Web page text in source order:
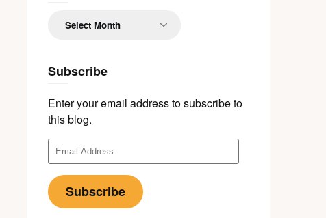
Subscribe
Enter your email address to subscribe to
this blog.
Email
Address
Subscribe